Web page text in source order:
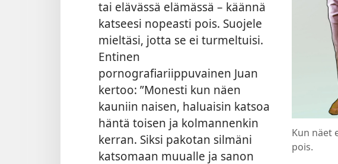
Kun näet
pois.
tai elävässä elämässä – käännä
katseesi nopeasti pois. Suojele
mieltäsi, jotta se ei turmeltuisi.
Entinen
pornografiariippuvainen Juan
kertoo: ”Monesti kun näen
kauniin naisen, haluaisin katsoa
häntä toisen ja kolmannenkin
kerran. Siksi pakotan silmäni
katsomaan muualle ja sanon